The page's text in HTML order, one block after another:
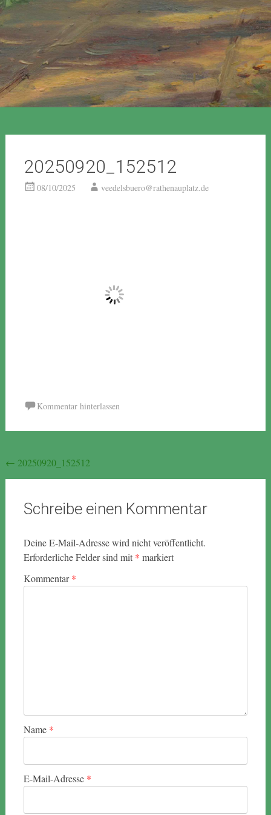
20250920_152512
08/10/2025 veedelsbuero@rathenauplatz.de
Kommentar hinterlassen
Beitragsnavigation
← 20250920_152512
Schreibe einen Kommentar
Deine E-Mail-Adresse wird nicht veröffentlicht.
Erforderliche Felder sind mit * markiert
Kommentar*
Name *
E-Mail-Adresse *